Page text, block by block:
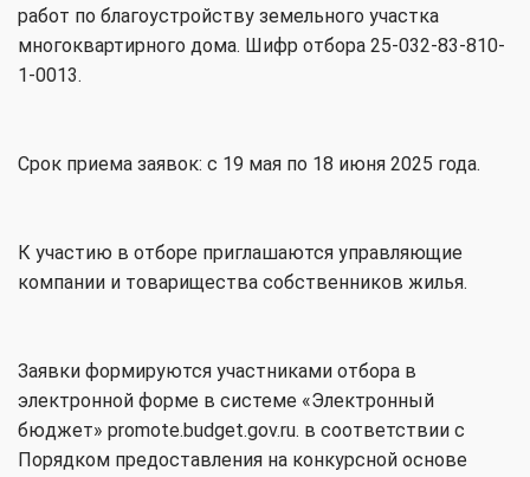
работ по благоустройству земельного участка
многоквартирного дома. Шифр отбора 25-032-83-810-
1-0013.
Срок приема заявок: с 19 мая по 18 июня 2025 года.
К участию в отборе приглашаются управляющие
компании и товарищества собственников жилья.
Заявки формируются участниками отбора в
электронной форме в системе «Электронный
бюджет» promote.budget.gov.ru. в соответствии с
Порядком предоставления на конкурсной основе